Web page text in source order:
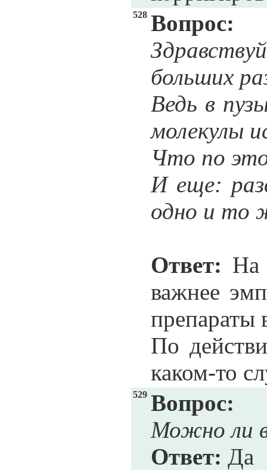
528 Вопрос:
больших
Ведь в
молекулы
Что по
И еще:
одно и то
Ответ: На
важнее
препараты
По
каком-то
529 Вопрос:
Можно ли
Ответ: Да